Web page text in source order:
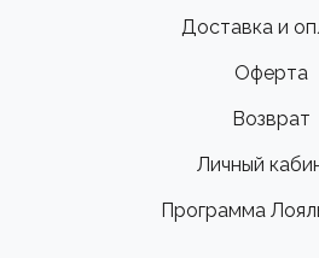
Доставка и
Оферта
Возврат
Личный
Программа